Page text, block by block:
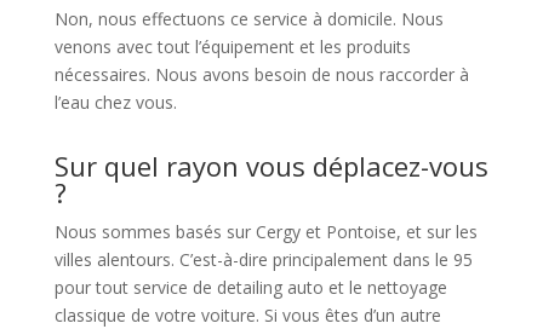
Non, nous effectuons ce service à domicile. Nous
venons avec tout l’équipement et les produits
nécessaires. Nous avons besoin de nous raccorder à
l’eau chez vous.
Sur quel rayon vous déplacez-vous
?
Nous sommes basés sur Cergy et Pontoise, et sur les
villes alentours. C’est-à-dire principalement dans le 95
pour tout service de detailing auto et le nettoyage
classique de votre voiture. Si vous êtes d’un autre